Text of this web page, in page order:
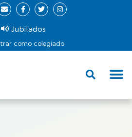
como colegiado
Jubilados